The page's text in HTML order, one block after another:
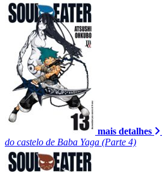
mais detalhes
do castelo de Baba Yaga (Parte 4)